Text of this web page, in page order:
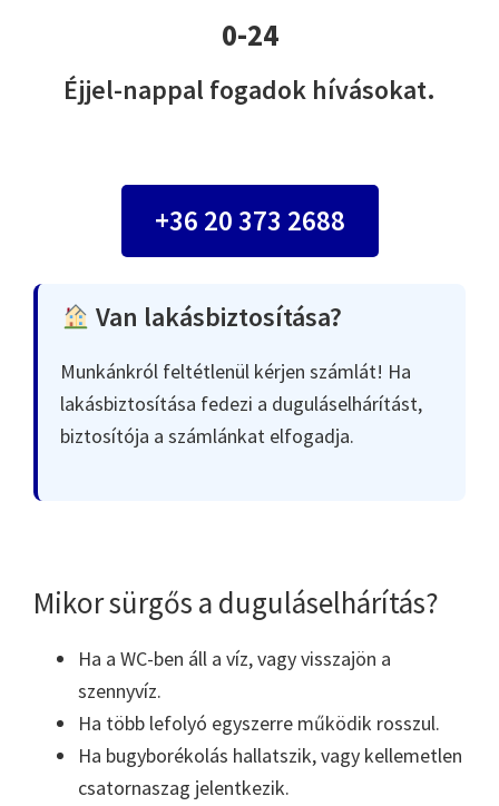
0-24
Éjjel-nappal fogadok hívásokat.
+36 20 373 2688
Van lakásbiztosítása?
Munkánkról feltétlenül kérjen számlát! Ha
lakásbiztosítása fedezi a duguláselhárítást,
biztosítója a számlánkat elfogadja.
Mikor sürgős a duguláselhárítás?
Ha a WC-ben áll a víz, vagy visszajön a
szennyvíz.
Ha több lefolyó egyszerre működik rosszul.
Ha bugyborékolás hallatszik, vagy kellemetlen
csatornaszag jelentkezik.